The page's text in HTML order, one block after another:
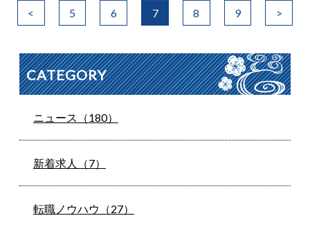
< 5 6 7 8 9 >
CATEGORY
ニュース（180）
新着求人（7）
転職ノウハウ（27）